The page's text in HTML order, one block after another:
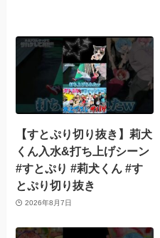
【すとぷり切り抜き】莉犬
くん入水&打ち上げシーン
#すとぷり #莉犬くん #す
とぷり切り抜き
2026年8月7日